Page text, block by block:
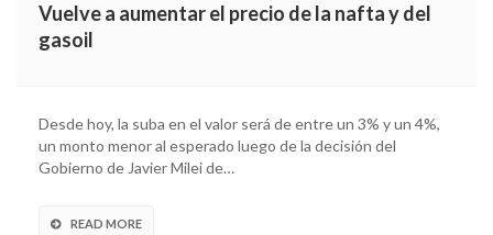
Vuelve a aumentar el precio de la nafta y del
gasoil
Desde hoy, la suba en el valor será de entre un 3% y un 4%,
un monto menor al esperado luego de la decisión del
Gobierno de Javier Milei de…
READ MORE